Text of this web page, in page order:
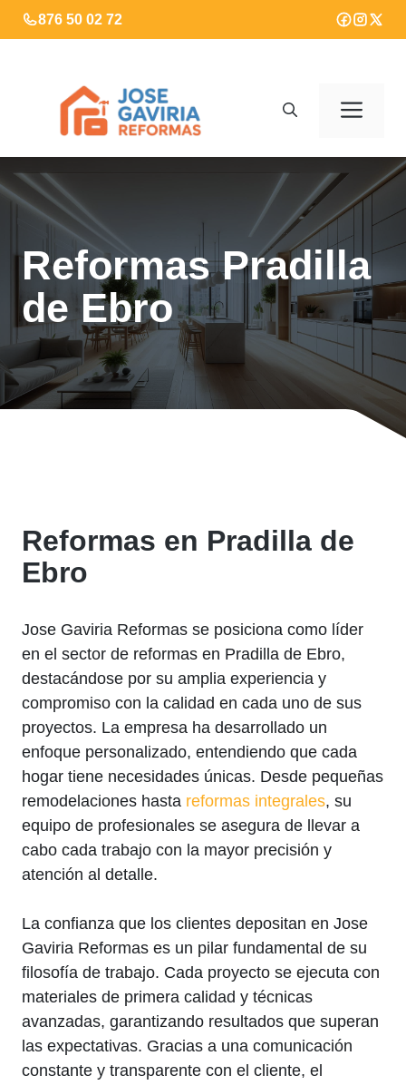
Saltar
al
876 50 02 72
Reformas Pradilla
de Ebro
Reformas en Pradilla de
Ebro
Jose Gaviria Reformas se posiciona como líder
en el sector de reformas en Pradilla de Ebro,
destacándose por su amplia experiencia y
compromiso con la calidad en cada uno de sus
proyectos. La empresa ha desarrollado un
enfoque personalizado, entendiendo que cada
hogar tiene necesidades únicas. Desde pequeñas
remodelaciones hasta reformas integrales, su
equipo de profesionales se asegura de llevar a
cabo cada trabajo con la mayor precisión y
atención al detalle.
La confianza que los clientes depositan en Jose
Gaviria Reformas es un pilar fundamental de su
filosofía de trabajo. Cada proyecto se ejecuta con
materiales de primera calidad y técnicas
avanzadas, garantizando resultados que superan
las expectativas. Gracias a una comunicación
constante y transparente con el cliente, el